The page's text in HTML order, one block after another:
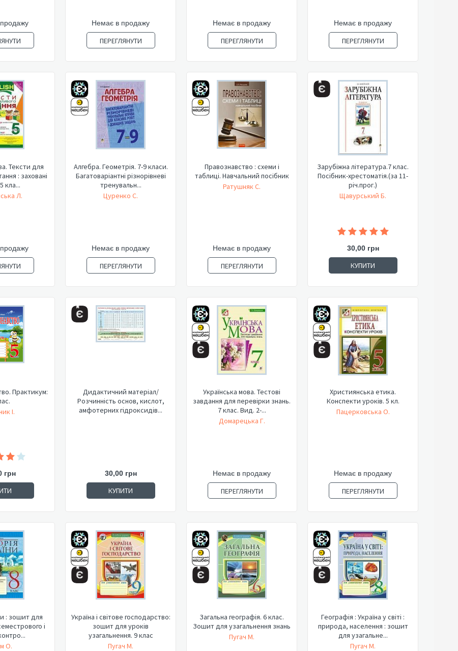
Немає в продажу
ПЕРЕГЛЯНУТИ
Немає в продажу
ПЕРЕГЛЯНУТИ
Немає в продажу
ПЕРЕГЛЯНУТИ
Тексти для
: заховані
кла...
Л.
Алгебра. Геометрія. 7-9 класи.
Багатоваріантні різнорівневі
тренувальн...
Цуренко С.
Немає в продажу
ПЕРЕГЛЯНУТИ
Правознавство : схеми і
таблиці. Навчальний посібник
Ратушняк С.
Немає в продажу
ПЕРЕГЛЯНУТИ
Зарубіжна література.7 клас.
Посібник-хрестоматія.(за 11-
річ.прог.)
Щавурський Б.
30,00 грн
КУПИТИ
Практикум:
І.
грн
Дидактичний матеріал/
Розчинність основ, кислот,
амфотерних гідроксидів...
30,00 грн
КУПИТИ
Українська мова. Тестові
завдання для перевірки знань.
7 клас. Вид. 2-...
Домарецька Г.
Немає в продажу
ПЕРЕГЛЯНУТИ
Християнська етика.
Конспекти уроків. 5 кл.
Пацерковська О.
Немає в продажу
ПЕРЕГЛЯНУТИ
: зошит для
і
О.
Україна і світове господарство:
зошит для уроків
узагальнення. 9 клас
Пугач М.
Загальна географія. 6 клас.
Зошит для узагальнення знань
Пугач М.
Географія : Україна у світі :
природа, населення : зошит
для узагальне...
Пугач М.